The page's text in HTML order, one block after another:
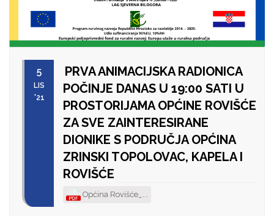
5
LIS
'21
PRVA ANIMACIJSKA RADIONICA
POČINJE DANAS U 19:00 SATI U
PROSTORIJAMA OPĆINE ROVIŠĆE
ZA SVE ZAINTERESIRANE
DIONIKE S PODRUČJA OPĆINA
ZRINSKI TOPOLOVAC, KAPELA I
ROVIŠĆE
Općina Rovišće_...